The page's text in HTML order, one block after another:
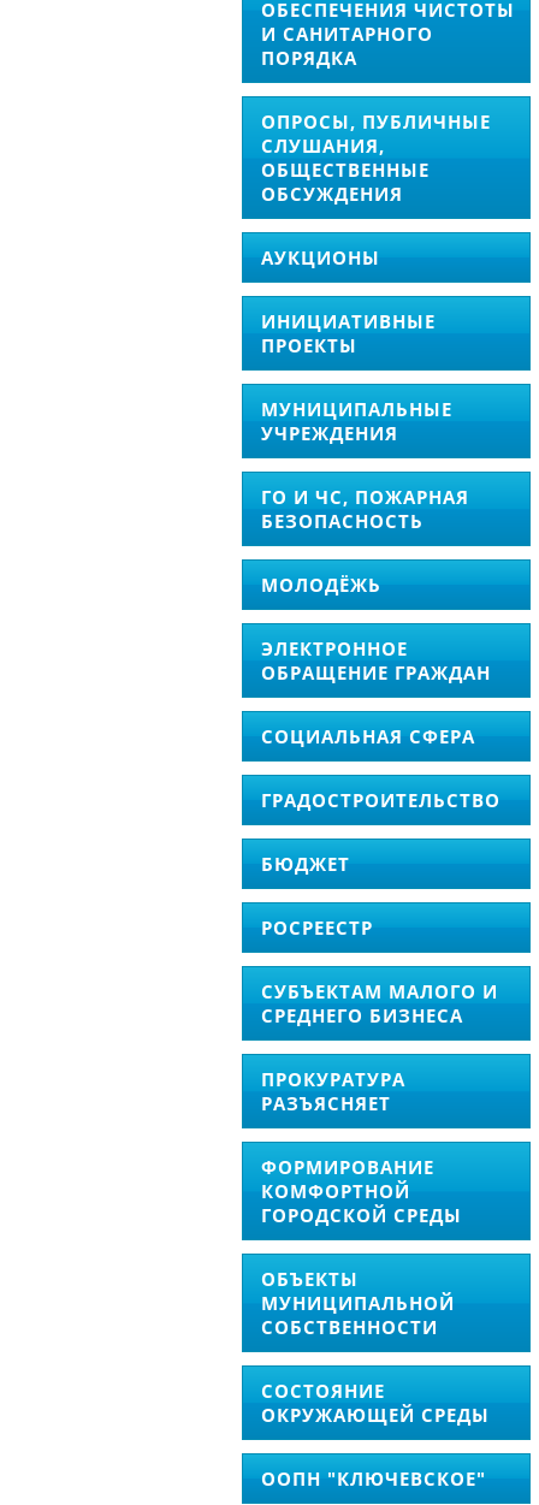
ОБЕСПЕЧЕНИЯ ЧИСТОТЫ
И САНИТАРНОГО
ПОРЯДКА
ОПРОСЫ, ПУБЛИЧНЫЕ
СЛУШАНИЯ,
ОБЩЕСТВЕННЫЕ
ОБСУЖДЕНИЯ
АУКЦИОНЫ
ИНИЦИАТИВНЫЕ
ПРОЕКТЫ
МУНИЦИПАЛЬНЫЕ
УЧРЕЖДЕНИЯ
ГО И ЧС, ПОЖАРНАЯ
БЕЗОПАСНОСТЬ
МОЛОДЁЖЬ
ЭЛЕКТРОННОЕ
ОБРАЩЕНИЕ ГРАЖДАН
СОЦИАЛЬНАЯ СФЕРА
ГРАДОСТРОИТЕЛЬСТВО
БЮДЖЕТ
РОСРЕЕСТР
СУБЪЕКТАМ МАЛОГО И
СРЕДНЕГО БИЗНЕСА
ПРОКУРАТУРА
РАЗЪЯСНЯЕТ
ФОРМИРОВАНИЕ
КОМФОРТНОЙ
ГОРОДСКОЙ СРЕДЫ
ОБЪЕКТЫ
МУНИЦИПАЛЬНОЙ
СОБСТВЕННОСТИ
СОСТОЯНИЕ
ОКРУЖАЮЩЕЙ СРЕДЫ
ООПН "КЛЮЧЕВСКОЕ"